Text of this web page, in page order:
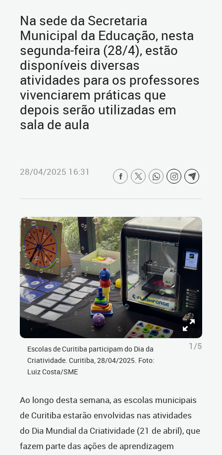
Na sede da Secretaria
Municipal da Educação, nesta
segunda-feira (28/4), estão
disponíveis diversas
atividades para os professores
vivenciarem práticas que
depois serão utilizadas em
sala de aula
28/04/2025 16:31
Escolas de Curitiba participam do Dia da
Criatividade. Curitiba, 28/04/2025. Foto:
Luiz Costa/SME
1/5
Ao longo desta semana, as escolas municipais
de Curitiba estarão envolvidas nas atividades
do Dia Mundial da Criatividade (21 de abril), que
fazem parte das ações de aprendizagem